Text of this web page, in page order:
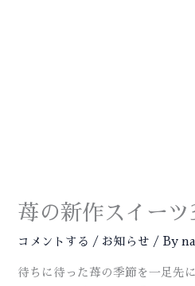
苺の新作スイーツ
コメントする / お知らせ / By
待ちに待った苺の季節を一足先